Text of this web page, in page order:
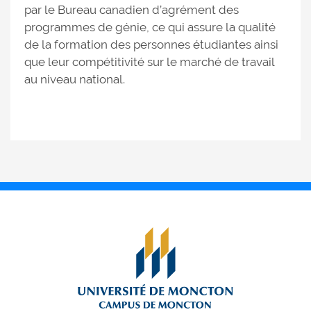
par le Bureau canadien d’agrément des
programmes de génie, ce qui assure la qualité
de la formation des personnes étudiantes ainsi
que leur compétitivité sur le marché de travail
au niveau national.